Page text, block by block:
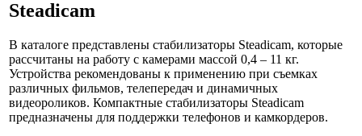
Steadicam
В каталоге представлены стабилизаторы Steadicam, которые
рассчитаны на работу с камерами массой 0,4 – 11 кг.
Устройства рекомендованы к применению при съемках
различных фильмов, телепередач и динамичных
видеороликов. Компактные стабилизаторы Steadicam
предназначены для поддержки телефонов и камкордеров.